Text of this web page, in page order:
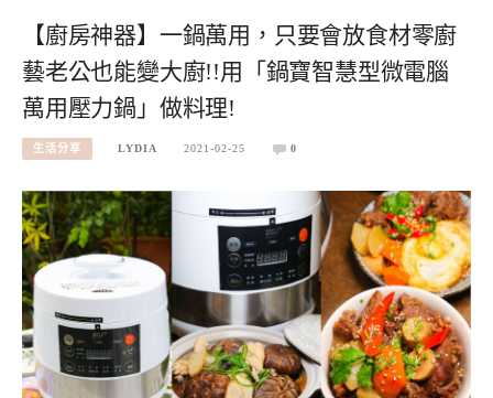
【廚房神器】一鍋萬用，只要會放食材零廚
藝老公也能變大廚!!用「鍋寶智慧型微電腦
萬用壓力鍋」做料理!
生活分享 LYDIA 2021-02-25 0